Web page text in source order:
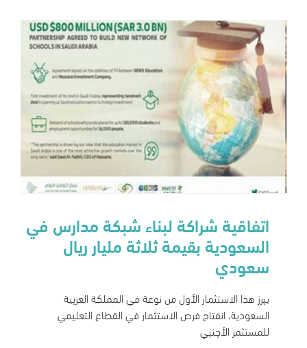
اتفاقية شراكة لبناء شبكة مدارس في
السعودية بقيمة ثلاثة مليار ريال
سعودي
يبرز هذا الاستثمار الأول من نوعة في المملكة العربية
السعودية، انفتاح فرص الاستثمار في القطاع التعليمي
للمستثمر الأجنبي